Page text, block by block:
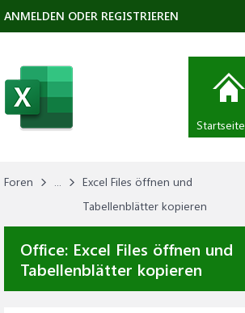
Foren ...
Excel Files öffnen und
Tabellenblätter kopieren
Office: Excel Files öffnen und
Tabellenblätter kopieren
ANMELDEN ODER REGISTRIEREN
Startseite